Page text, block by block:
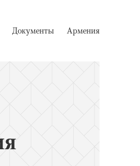
Документы Армения